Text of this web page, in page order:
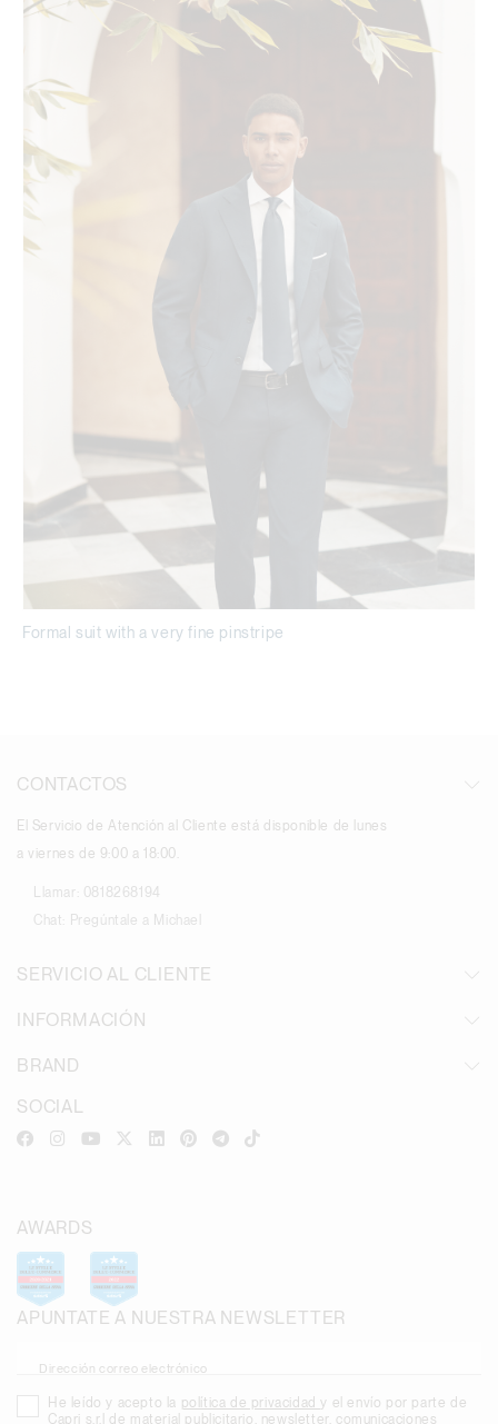
Formal suit with a very fine pinstripe
CONTACTOS
El Servicio de Atención al Cliente está disponible de lunes
a viernes de 9:00 a 18:00.
Llamar: 0818268194
Chat:
Pregúntale a Michael
SERVICIO AL CLIENTE
INFORMACIÓN
BRAND
APUNTATE A NUESTRA NEWSLETTER
Dirección correo electrónico
He leído y acepto la política de privacidady el envío por parte de
Capri s.r.l de material publicitario, newsletter, comunicaciones
SOCIAL
AWARDS